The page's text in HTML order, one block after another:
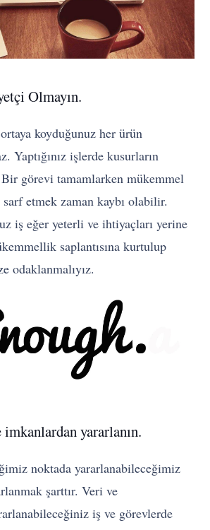
Olmayın.
koyduğunuz her ürün
Yaptığınız işlerde kusurların
Bir görevi tamamlarken mükemmel
etmek zaman kaybı olabilir.
iş eğer yeterli ve ihtiyaçları yerine
saplantısına kurtulup
odaklanmalıyız.
yararlanın.
noktada yararlanabileceğimiz
şarttır. Veri ve
iş ve görevlerde